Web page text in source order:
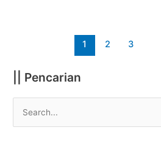
1 2 3
|| Pencarian